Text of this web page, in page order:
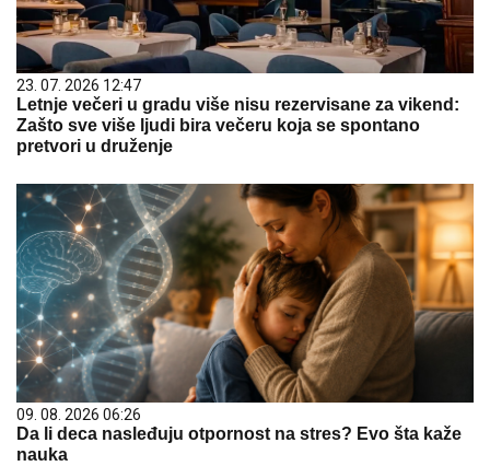
23. 07. 2026 12:47
Letnje večeri u gradu više nisu rezervisane za vikend:
Zašto sve više ljudi bira večeru koja se spontano
pretvori u druženje
09. 08. 2026 06:26
Da li deca nasleđuju otpornost na stres? Evo šta kaže
nauka